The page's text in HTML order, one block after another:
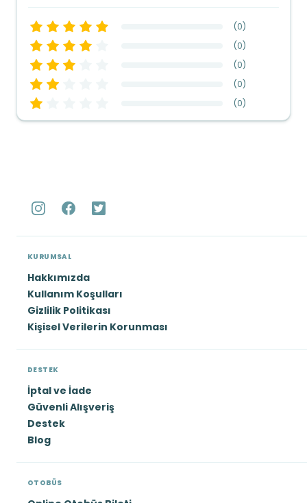
(0)
(0)
(0)
(0)
(0)
KURUMSAL
Hakkımızda
Kullanım Koşulları
Gizlilik Politikası
Kişisel Verilerin Korunması
DESTEK
İptal ve İade
Güvenli Alışveriş
Destek
Blog
OTOBÜS